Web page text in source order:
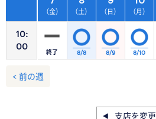
10:
00
（金） （土） （日） （月）
終了 8/8 8/9 8/10
< 前の週
支店を変更